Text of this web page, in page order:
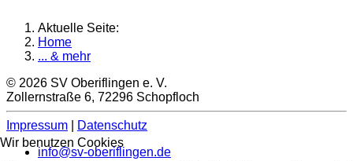
Aktuelle Seite:
Home
... & mehr
© 2026 SV Oberiflingen e. V.
Zollernstraße 6, 72296 Schopfloch
Impressum
Datenschutz
info@sv-oberiflingen.de
Wir benutzen Cookies